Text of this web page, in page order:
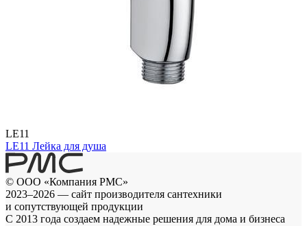
LE11
LE11 Лейка для душа
© ООО «Компания РМС»
2023–2026 — сайт производителя сантехники
и сопутствующей продукции
С 2013 года создаем надежные решения для дома и бизнеса